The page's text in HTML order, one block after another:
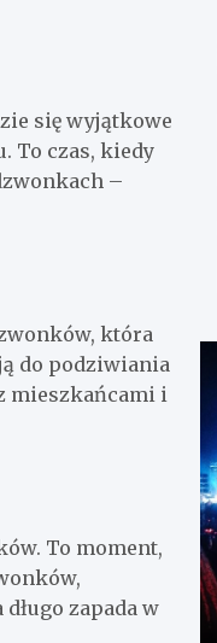
się wyjątkowe
To czas, kiedy
–
która
do podziwiania
mieszkańcami i
To moment,
długo zapada w